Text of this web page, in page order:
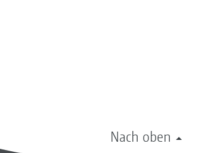
Nach oben